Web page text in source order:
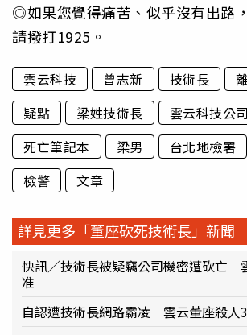
◎如果您覺得痛苦、似乎沒有出路
請撥打1925。
雲云科技 曾志新 技術長
疑點
梁姓技術長
雲云科技公司
死亡筆記本
梁男 台北地檢署
檢警
文章
詳見更多「董座砍死技術長」新聞
快訊／技術長被疑竊公司機密遭砍亡
准
自認遭技術長網路霸凌 雲云董座殺人